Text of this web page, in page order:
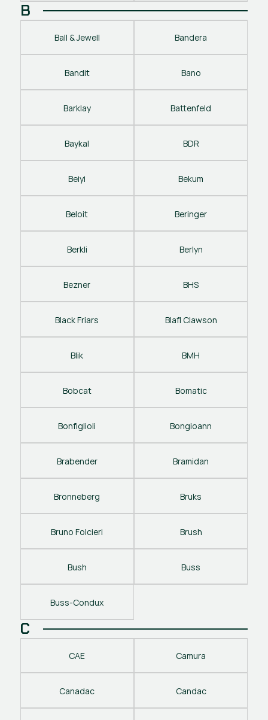
B
Ball & Jewell Bandera
Bandit Bano
Barklay Battenfeld
Baykal BDR
Beiyi Bekum
Beloit Beringer
Berkli Berlyn
Bezner BHS
Black Friars Blafl Clawson
Blik BMH
Bobcat Bomatic
Bonfiglioli Bongioann
Brabender Bramidan
Bronneberg Bruks
Bruno Folcieri Brush
Bush Buss
Buss-Condux
C
CAE Camura
Canadac Candac